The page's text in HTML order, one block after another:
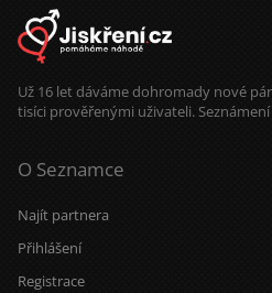
Už 16 let dáváme dohromady nové
tisíci prověřenými uživateli.
O Seznamce
Najít partnera
Přihlášení
Registrace